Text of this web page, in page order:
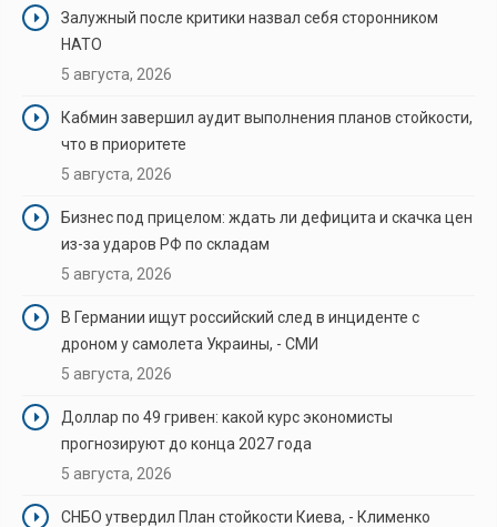
Залужный после критики назвал себя сторонником
НАТО
5 августа, 2026
Кабмин завершил аудит выполнения планов стойкости,
что в приоритете
5 августа, 2026
Бизнес под прицелом: ждать ли дефицита и скачка цен
из-за ударов РФ по складам
5 августа, 2026
В Германии ищут российский след в инциденте с
дроном у самолета Украины, - СМИ
5 августа, 2026
Доллар по 49 гривен: какой курс экономисты
прогнозируют до конца 2027 года
5 августа, 2026
СНБО утвердил План стойкости Киева, - Клименко